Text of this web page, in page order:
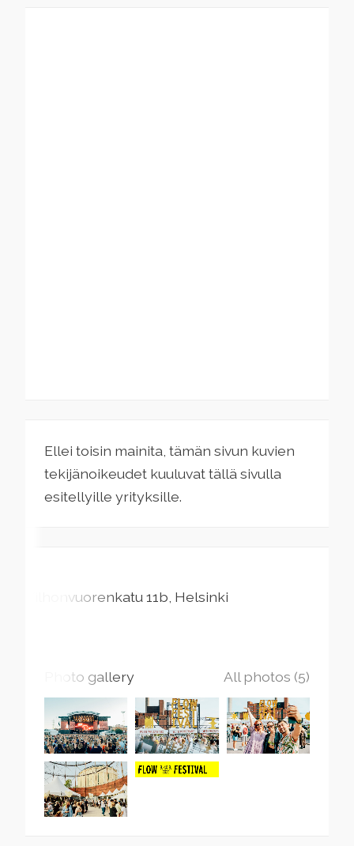
Ellei toisin mainita, tämän sivun kuvien
tekijänoikeudet kuuluvat tällä sivulla
esitellyille yrityksille.
Vilhonvuorenkatu11b Helsinki
Photo gallery All photos (5)